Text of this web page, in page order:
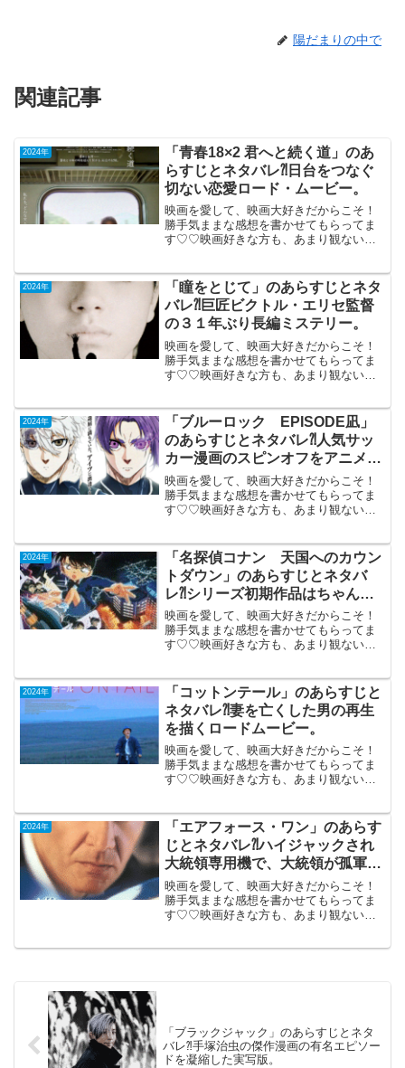
陽だまりの中で
関連記事
2024年
「青春18×2 君へと続く道」のあ
らすじとネタバレ⁈日台をつなぐ
切ない恋愛ロード・ムービー。
映画を愛して、映画大好きだからこそ！
勝手気ままな感想を書かせてもらってま
す♡♡映画好きな方も、あまり観ない方
公開（123分）日台をつなぐ切ない恋愛ロ
ー...
2024年
「瞳をとじて」のあらすじとネタ
バレ⁈巨匠ビクトル・エリセ監督
の３１年ぶり長編ミステリー。
映画を愛して、映画大好きだからこそ！
勝手気ままな感想を書かせてもらってま
す♡♡映画好きな方も、あまり観ない方
（169分）巨匠ビクトル・エリセ監督の３
１年ぶりとな...
2024年
「ブルーロック EPISODE凪」
のあらすじとネタバレ⁈人気サッ
カー漫画のスピンオフをアニメ
化。
映画を愛して、映画大好きだからこそ！
勝手気ままな感想を書かせてもらってま
す♡♡映画好きな方も、あまり観ない方
分）人気サッカー漫画のスピンオフをア
ニメ化...
2024年
「名探偵コナン 天国へのカウン
トダウン」のあらすじとネタバ
レ⁈シリーズ初期作品はちゃんと
名探偵。
映画を愛して、映画大好きだからこそ！
勝手気ままな感想を書かせてもらってま
す♡♡映画好きな方も、あまり観ない方
日公開（100分）TV鑑賞（日本語吹き替
え版）...
2024年
「コットンテール」のあらすじと
ネタバレ⁈妻を亡くした男の再生
を描くロードムービー。
映画を愛して、映画大好きだからこそ！
勝手気ままな感想を書かせてもらってま
す♡♡映画好きな方も、あまり観ない方
（94分）妻を亡くした男の再生を描くロ
ードムービ...
2024年
「エアフォース・ワン」のあらす
じとネタバレ⁈ハイジャックされ
大統領専用機で、大統領が孤軍奮
闘する一級作品。
映画を愛して、映画大好きだからこそ！
勝手気ままな感想を書かせてもらってま
す♡♡映画好きな方も、あまり観ない方
「ブラックジャック」のあらすじとネタ
バレ⁈手塚治虫の傑作漫画の有名エピソー
ドを凝縮した実写版。